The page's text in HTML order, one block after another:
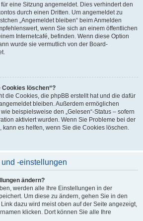
eine Sitzung angemeldet. Dies verhindert den
durch einen Dritten. Um angemeldet zu
„Angemeldet bleiben“ beim Anmelden
wenn Sie sich an einem öffentlichen
Internetcafé, befinden. Wenn diese Option
wurde sie vermutlich von der Board-
Cookies löschen“?
die Cookies, die phpBB erstellt hat und die dafür
bleiben. Außerdem ermöglichen
beispielsweise den „Gelesen“-Status – sofern
aktiviert wurden. Wenn Sie Probleme bei der
kann es helfen, wenn Sie die Cookies löschen.
-einstellungen
ändern?
werden alle Ihre Einstellungen in der
Um diese zu ändern, gehen Sie in den
dazu wird meist oben auf der Seite angezeigt,
klicken. Dort können Sie alle Ihre